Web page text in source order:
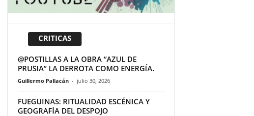
CRITICAS
@POSTILLAS A LA OBRA “AZUL DE
PRUSIA” LA DERROTA COMO ENERGÍA.
Guillermo Pallacán - julio 30, 2026
FUEGUINAS: RITUALIDAD ESCÉNICA Y
GEOGRAFÍA DEL DESPOJO